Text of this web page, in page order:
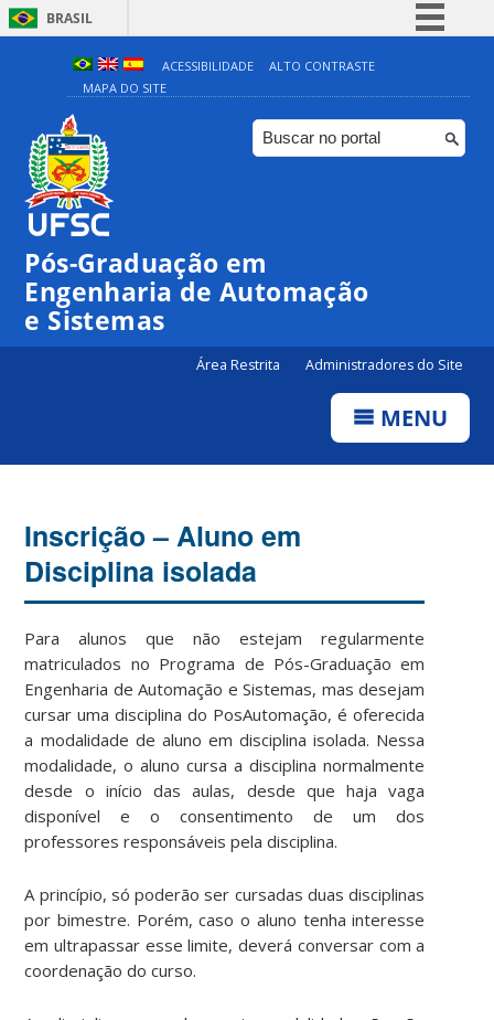
BRASIL
Simplifique!
Comunica BR
Participe
ACESSIBILIDADE
ALTO CONTRASTE
MAPA DO SITE
Pós-Graduação em
Engenharia de Automação
e Sistemas
Área Restrita Administradores do Site
MENU
Inscrição – Aluno em
Disciplina isolada
Para alunos que não estejam regularmente
matriculados no Programa de Pós-Graduação em
Engenharia de Automação e Sistemas, mas desejam
cursar uma disciplina do PosAutomação, é oferecida
a modalidade de aluno em disciplina isolada. Nessa
modalidade, o aluno cursa a disciplina normalmente
desde o início das aulas, desde que haja vaga
disponível e o consentimento de um dos
professores responsáveis pela disciplina.
A princípio, só poderão ser cursadas duas disciplinas
por bimestre. Porém, caso o aluno tenha interesse
em ultrapassar esse limite, deverá conversar com a
coordenação do curso.